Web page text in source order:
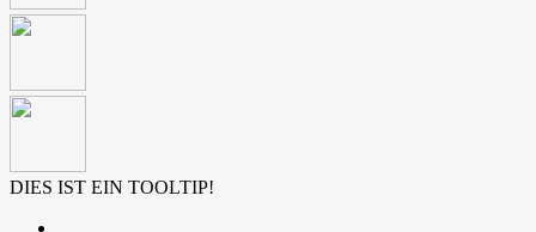
DIES IST EIN TOOLTIP!